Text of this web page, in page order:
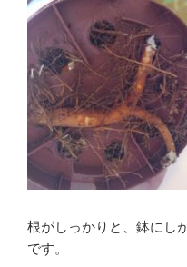
根がしっかりと、鉢にし
です。